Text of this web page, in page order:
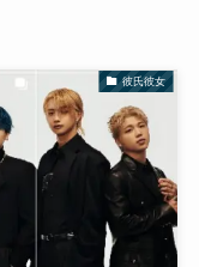
彼氏彼女